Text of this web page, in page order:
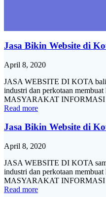
Jasa Bikin Website di
April 8, 2020
JASA WEBSITE DI KOTA
industri dan perkotaan
MASYARAKAT
Read more
Jasa Bikin Website di
April 8, 2020
JASA WEBSITE DI KOTA
industri dan perkotaan
MASYARAKAT
Read more